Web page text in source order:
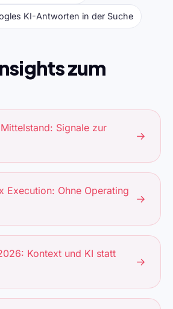
KI-Antworten in der Suche
zum
Signale zur
→
Execution: Ohne Operating
→
Kontext und KI statt
→